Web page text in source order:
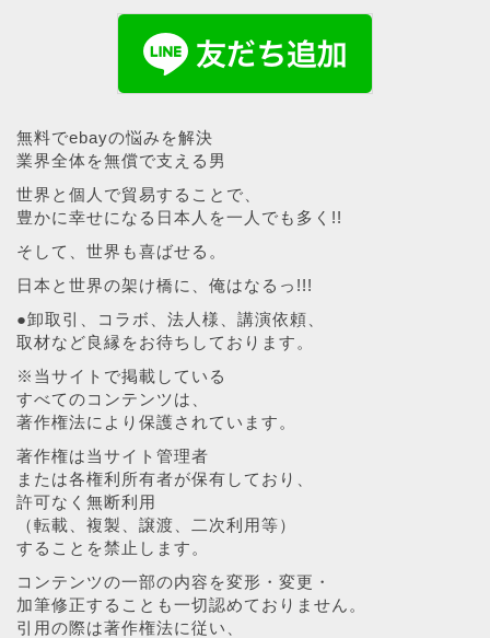
無料でebayの悩みを解決
業界全体を無償で支える男
世界と個人で貿易することで、
豊かに幸せになる日本人を一人でも多く!!
そして、世界も喜ばせる。
日本と世界の架け橋に、俺はなるっ!!!
●卸取引、コラボ、法人様、講演依頼、
取材など良縁をお待ちしております。
※当サイトで掲載している
すべてのコンテンツは、
著作権法により保護されています。
著作権は当サイト管理者
または各権利所有者が保有しており、
許可なく無断利用
（転載、複製、譲渡、二次利用等）
することを禁止します。
コンテンツの一部の内容を変形・変更・
加筆修正することも一切認めておりません。
引用の際は著作権法に従い、